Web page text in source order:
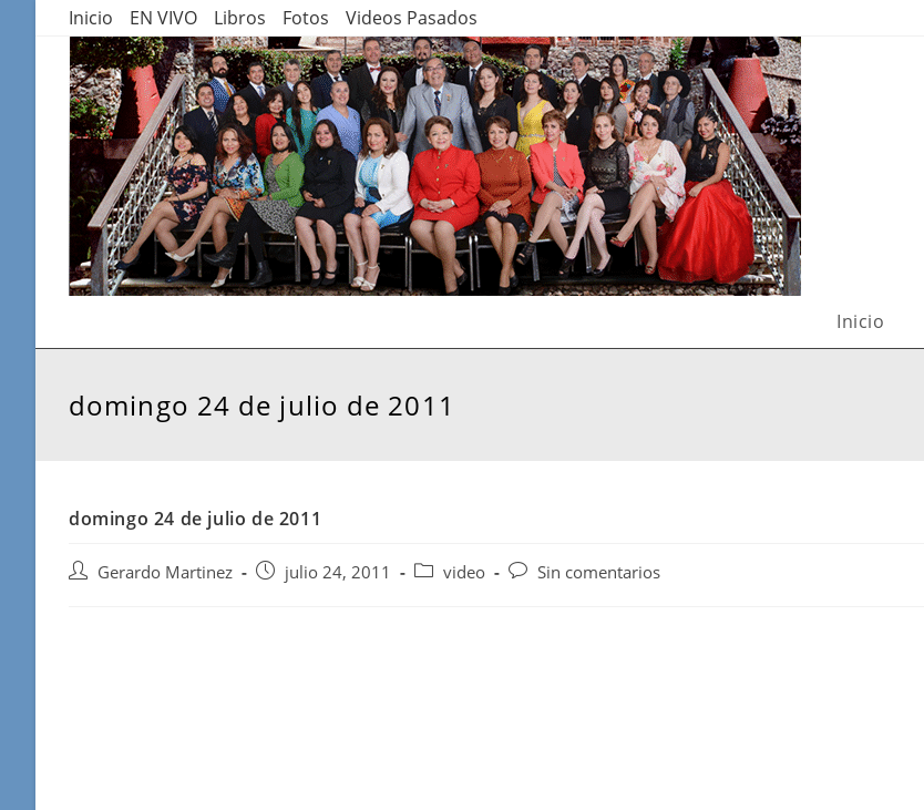
contenido
Inicio EN VIVO Libros Fotos Videos Pasados
Inicio
domingo 24 de julio de 2011
domingo 24 de julio de 2011
AutorGerardo Martinez
Publicación
julio 24, 2011
Categoría
video
Comentarios
Sin comentarios